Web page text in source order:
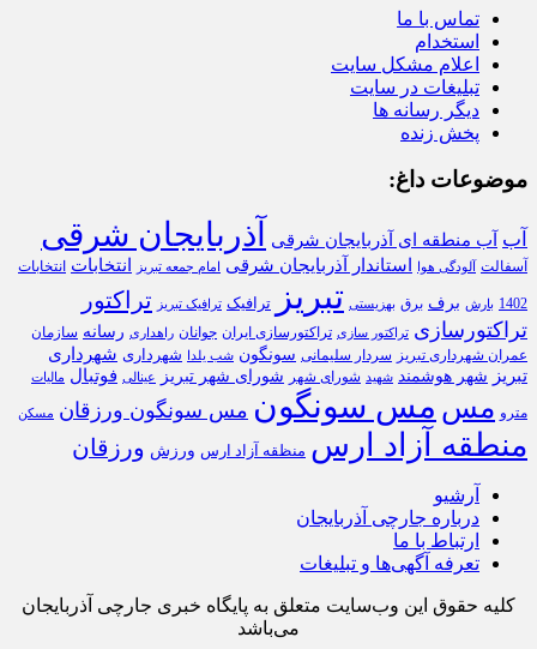
تماس با ما
استخدام
اعلام مشکل سایت
تبلیغات در سایت
دیگر رسانه ها
پخش زنده
موضوعات داغ:
آب آب منطقه ای آذربایجان شرقی آذربایجان شرقی
آسفالت آلودگی هوا استاندار آذربایجان شرقی امام جمعه تبریز انتخابات انتخابات
1402 بارش برف برق بهزیستی تبریز ترافیک ترافیک تبریز تراکتور
تراکتورسازی تراکتور سازی تراکتورسازی ایران جوانان راهداری رسانه سازمان
عمران شهرداری تبریز سردار سلیمانی سونگون شب یلدا شهرداری شهرداری
تبریز شهر هوشمند شهید شورای شهر شورای شهر تبریز عینالی فوتبال مالیات
مترو مس مس سونگون مس سونگون ورزقان مسکن
منطقه آزاد ارس منظقه آزاد ارس ورزش ورزقان
آرشیو
درباره جارچی آذربایجان
ارتباط با ما
تعرفه آگهی‌ها و تبلیغات
کلیه حقوق این وب‌سایت متعلق به پایگاه خبری جارچی آذربایجان
می‌باشد